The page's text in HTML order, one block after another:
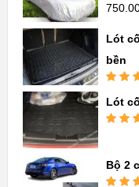
Được
Lót
bền
hạng
sao
Lót
Bộ 2